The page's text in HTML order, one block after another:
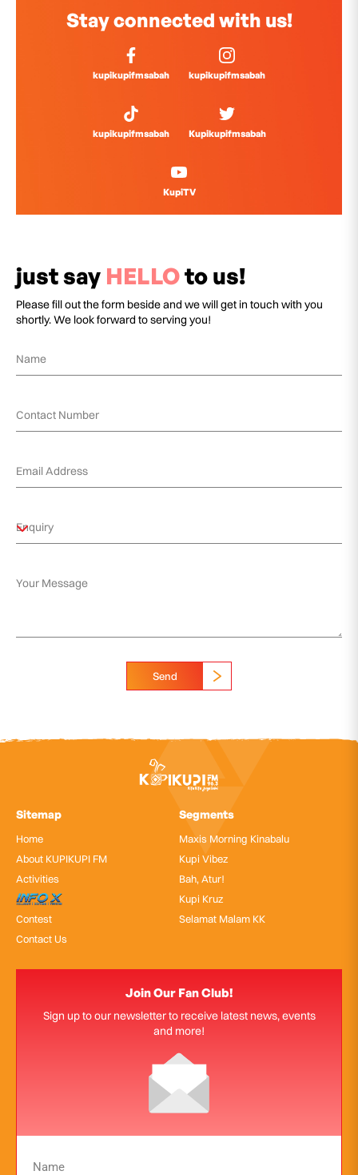
Stay connected with us!
kupikupifmsabah kupikupifmsabah
kupikupifmsabah Kupikupifmsabah
KupiTV
just say HELLOto us!
Please fill out the form beside and we will get in touch with you
shortly. We look forward to serving you!
Send
Sitemap
Home
About KUPIKUPI FM
Activities
InfoX
Contest
Contact Us
Segments
Maxis Morning Kinabalu
Kupi Vibez
Bah, Atur!
Kupi Kruz
Selamat Malam KK
Join Our Fan Club!
Sign up to our newsletter to receive latest news, events
and more!